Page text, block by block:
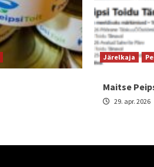
Järelkaja
Maitse
29. apr. 2026